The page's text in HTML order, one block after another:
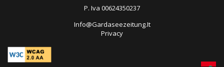
P. Iva 00624350237
Info@Gardaseezeitung.It
Privacy